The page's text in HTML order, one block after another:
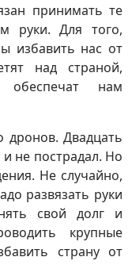
принимать те
руки. Для того,
избавить нас от
над страной,
нам
Двадцать
и не пострадал. Но
Не случайно,
развязать руки
свой долг и
крупные
страну от